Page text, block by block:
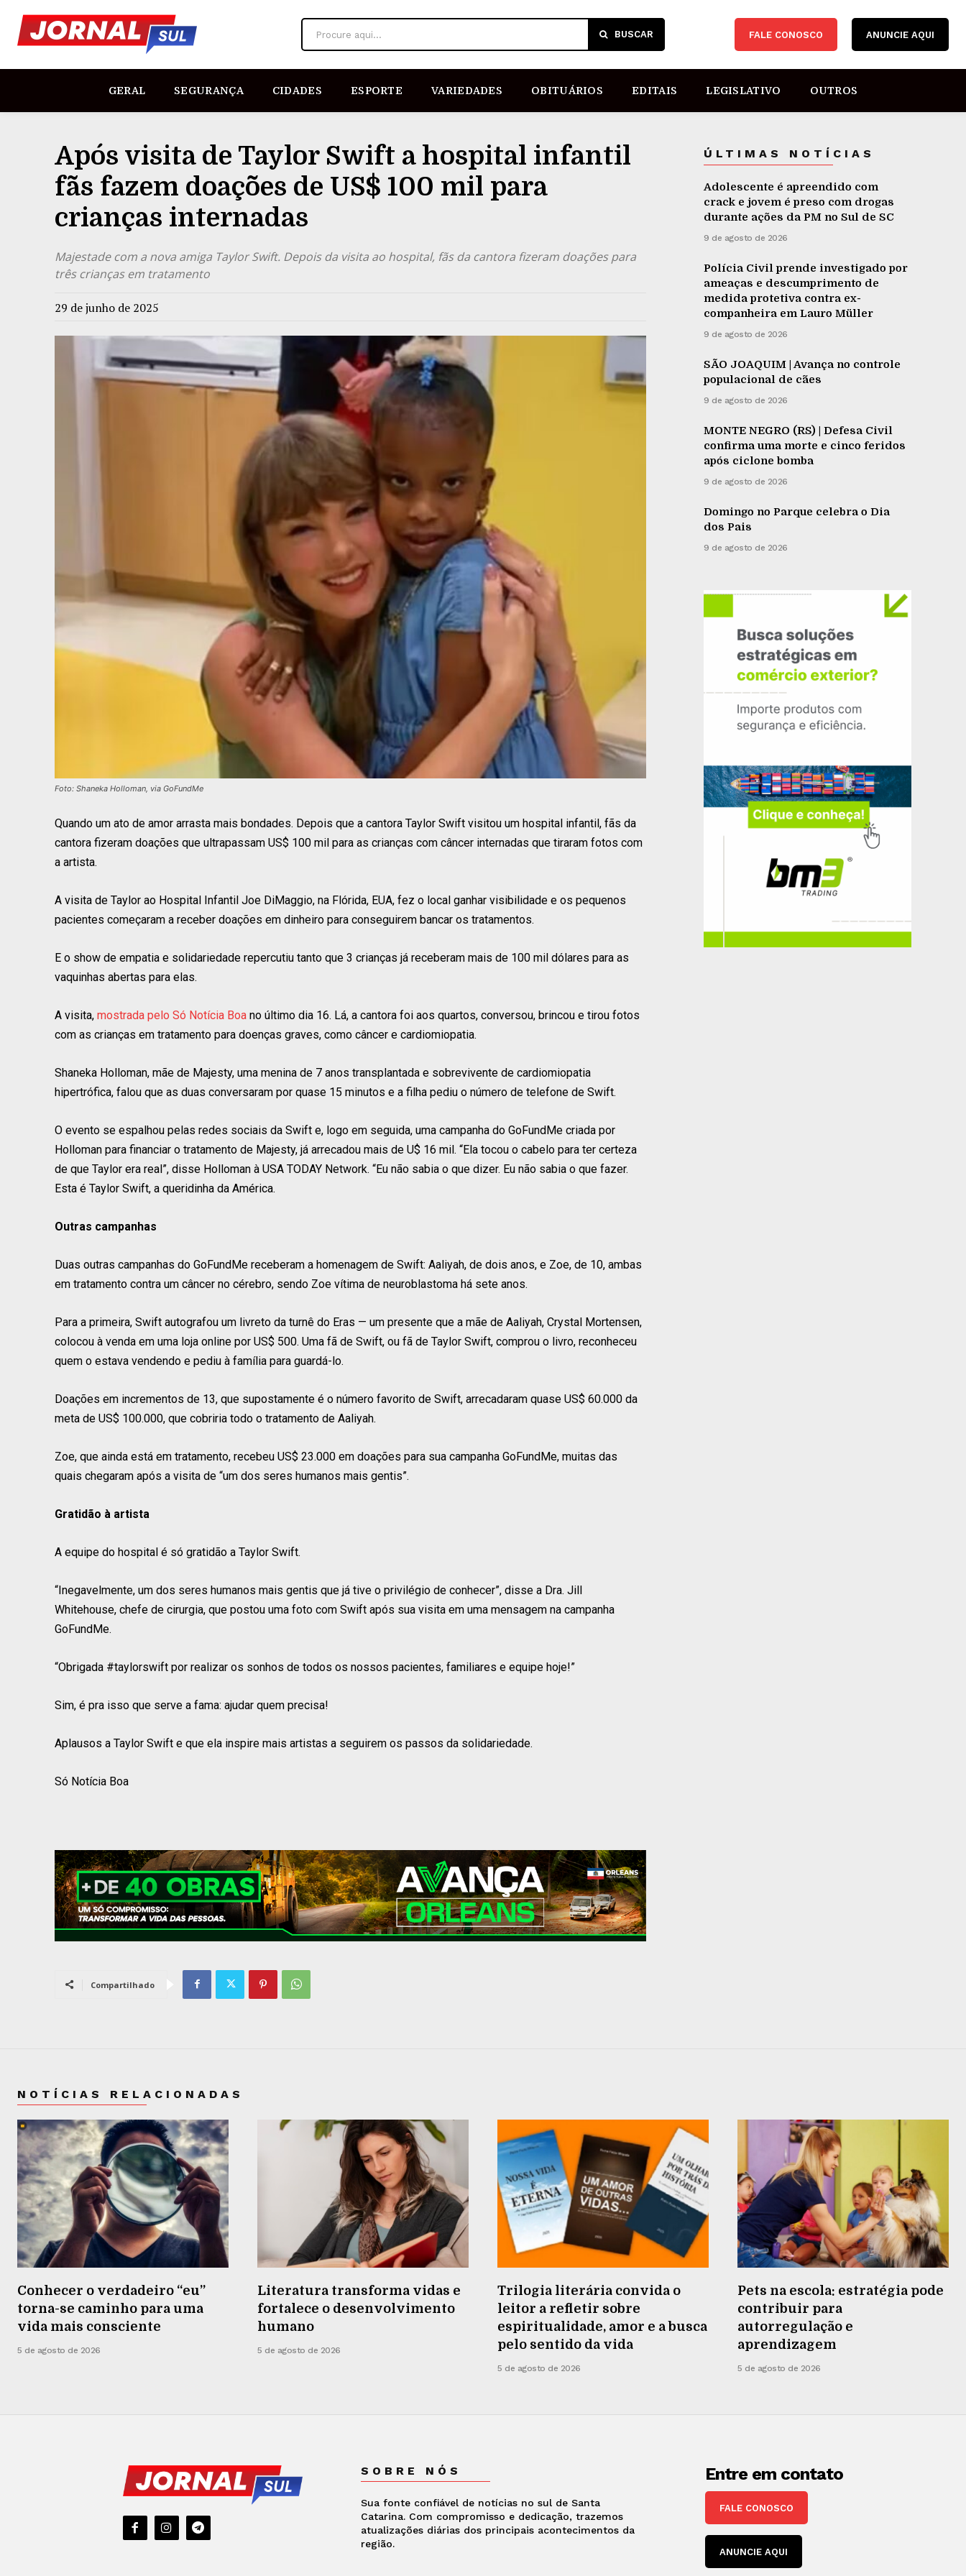
Procure aqui... BUSCAR FALE CONOSCO ANUNCIE AQUI
GERAL SEGURANÇA CIDADES ESPORTE VARIEDADES OBITUÁRIOS EDITAIS LEGISLATIVO OUTROS
Após visita de Taylor Swift a hospital infantil
fãs fazem doações de US$ 100 mil para
crianças internadas
Majestade com a nova amiga Taylor Swift. Depois da visita ao hospital, fãs da cantora fizeram doações para
três crianças em tratamento
29 de junho de 2025
Foto: Shaneka Holloman, via GoFundMe
Quando um ato de amor arrasta mais bondades. Depois que a cantora Taylor Swift visitou um hospital infantil, fãs da
cantora fizeram doações que ultrapassam US$ 100 mil para as crianças com câncer internadas que tiraram fotos com
a artista.
A visita de Taylor ao Hospital Infantil Joe DiMaggio, na Flórida, EUA, fez o local ganhar visibilidade e os pequenos
pacientes começaram a receber doações em dinheiro para conseguirem bancar os tratamentos.
E o show de empatia e solidariedade repercutiu tanto que 3 crianças já receberam mais de 100 mil dólares para as
vaquinhas abertas para elas.
A visita, mostrada pelo Só Notícia Boa no último dia 16. Lá, a cantora foi aos quartos, conversou, brincou e tirou fotos
com as crianças em tratamento para doenças graves, como câncer e cardiomiopatia.
Shaneka Holloman, mãe de Majesty, uma menina de 7 anos transplantada e sobrevivente de cardiomiopatia
hipertrófica, falou que as duas conversaram por quase 15 minutos e a filha pediu o número de telefone de Swift.
O evento se espalhou pelas redes sociais da Swift e, logo em seguida, uma campanha do GoFundMe criada por
Holloman para financiar o tratamento de Majesty, já arrecadou mais de U$ 16 mil. “Ela tocou o cabelo para ter certeza
de que Taylor era real”, disse Holloman à USA TODAY Network. “Eu não sabia o que dizer. Eu não sabia o que fazer.
Esta é Taylor Swift, a queridinha da América.
Outras campanhas
Duas outras campanhas do GoFundMe receberam a homenagem de Swift: Aaliyah, de dois anos, e Zoe, de 10, ambas
em tratamento contra um câncer no cérebro, sendo Zoe vítima de neuroblastoma há sete anos.
Para a primeira, Swift autografou um livreto da turnê do Eras — um presente que a mãe de Aaliyah, Crystal Mortensen,
colocou à venda em uma loja online por US$ 500. Uma fã de Swift, ou fã de Taylor Swift, comprou o livro, reconheceu
quem o estava vendendo e pediu à família para guardá-lo.
Doações em incrementos de 13, que supostamente é o número favorito de Swift, arrecadaram quase US$ 60.000 da
meta de US$ 100.000, que cobriria todo o tratamento de Aaliyah.
Zoe, que ainda está em tratamento, recebeu US$ 23.000 em doações para sua campanha GoFundMe, muitas das
quais chegaram após a visita de “um dos seres humanos mais gentis”.
Gratidão à artista
A equipe do hospital é só gratidão a Taylor Swift.
“Inegavelmente, um dos seres humanos mais gentis que já tive o privilégio de conhecer”, disse a Dra. Jill
Whitehouse, chefe de cirurgia, que postou uma foto com Swift após sua visita em uma mensagem na campanha
GoFundMe.
“Obrigada #taylorswift por realizar os sonhos de todos os nossos pacientes, familiares e equipe hoje!”
Sim, é pra isso que serve a fama: ajudar quem precisa!
Aplausos a Taylor Swift e que ela inspire mais artistas a seguirem os passos da solidariedade.
Só Notícia Boa
Compartilhado
ÚLTIMAS NOTÍCIAS
Adolescente é apreendido com
crack e jovem é preso com drogas
durante ações da PM no Sul de SC
9 de agosto de 2026
Polícia Civil prende investigado por
ameaças e descumprimento de
medida protetiva contra ex-
companheira em Lauro Müller
9 de agosto de 2026
SÃO JOAQUIM | Avança no controle
populacional de cães
9 de agosto de 2026
MONTE NEGRO (RS) | Defesa Civil
confirma uma morte e cinco feridos
após ciclone bomba
9 de agosto de 2026
Domingo no Parque celebra o Dia
dos Pais
9 de agosto de 2026
NOTÍCIAS RELACIONADAS
Conhecer o verdadeiro “eu”
torna-se caminho para uma
vida mais consciente
5 de agosto de 2026
Literatura transforma vidas e
fortalece o desenvolvimento
humano
5 de agosto de 2026
Trilogia literária convida o
leitor a refletir sobre
espiritualidade, amor e a busca
pelo sentido da vida
5 de agosto de 2026
Pets na escola: estratégia pode
contribuir para
autorregulação e
aprendizagem
5 de agosto de 2026
SOBRE NÓS
Sua fonte confiável de notícias no sul de Santa
Catarina. Com compromisso e dedicação, trazemos
atualizações diárias dos principais acontecimentos da
região.
Entre em contato
FALE CONOSCO
ANUNCIE AQUI